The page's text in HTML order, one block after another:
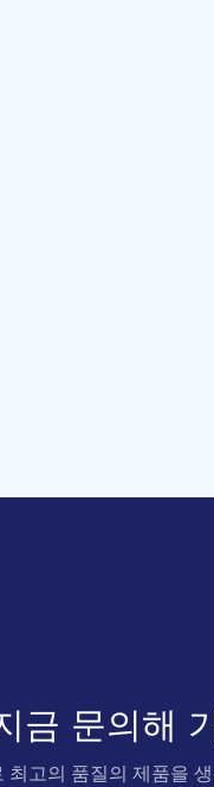
금 문의해
고의 품질의 제품을